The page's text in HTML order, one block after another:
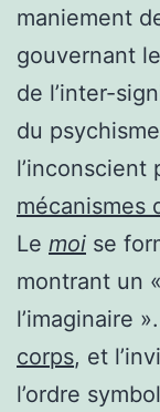
maniement
gouvernant
de l’inter-
du
l’inconscient
mécanismes
Le moi se
montrant un
l’imaginaire
corps, et
l’ordre